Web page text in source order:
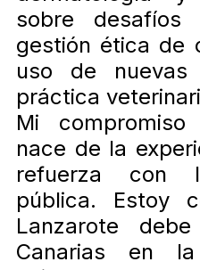
sobre
gestión ética de
uso de
práctica
Mi
nace de la
refuerza con
pública. Estoy
Lanzarote
Canarias en